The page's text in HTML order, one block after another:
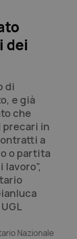
dei
di
e già
che
in
a
o partita
Nazionale